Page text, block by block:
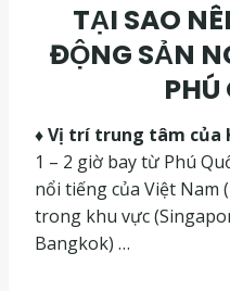
TẠI SAO
ĐỘNG SẢN
PHÚ
♦ Vị trí trung tâm của
1 – 2 giờ bay từ Phú
nổi tiếng của Việt Nam
trong khu vực
Bangkok) …